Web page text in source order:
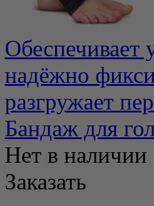
Обеспечивает
надёжно
разгружает
Бандаж для
Нет в наличии
Заказать